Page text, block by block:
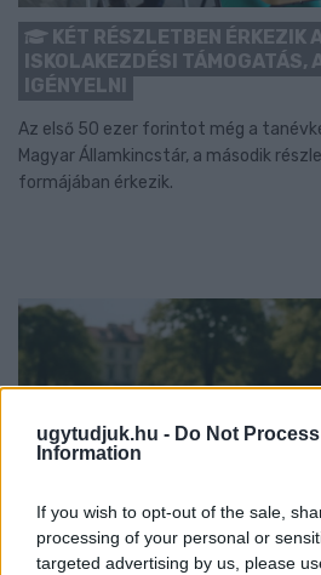
ugytudjuk.hu - Do Not
Information
If you wish to opt-out of the sale,
processing of your personal or
targeted advertising by us, please
KÉT RÉSZLETBEN ÉRKEZIK
ISKOLAKEZDÉSI TÁMOGATÁS,
IGÉNYELNI
Az első 50 ezer forintot még a
Magyar Államkincstár, a második
formájában érkezik.